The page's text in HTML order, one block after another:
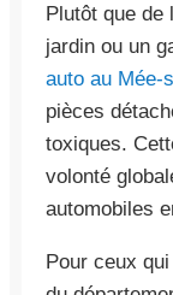
Plutôt que de
jardin ou un
auto au Mée-
pièces
toxiques.
volonté
automobiles
Pour ceux